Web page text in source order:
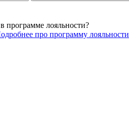
программе лояльности?
про программу лояльности